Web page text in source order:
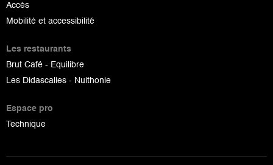
Accès
Mobilité et accessibilité
Les restaurants
Brut Café - Equilibre
Les Didascalies - Nuithonie
Espace pro
Technique